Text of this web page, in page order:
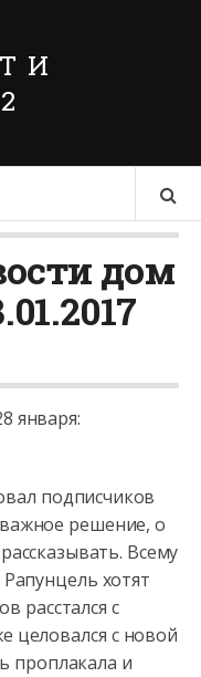
дом
января:
подписчиков
решение, о
Всему
хотят
расстался с
целовался с новой
проплакала и